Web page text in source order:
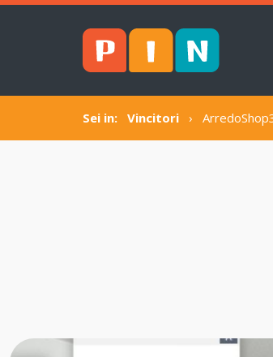
Sei in: Vincitori ›